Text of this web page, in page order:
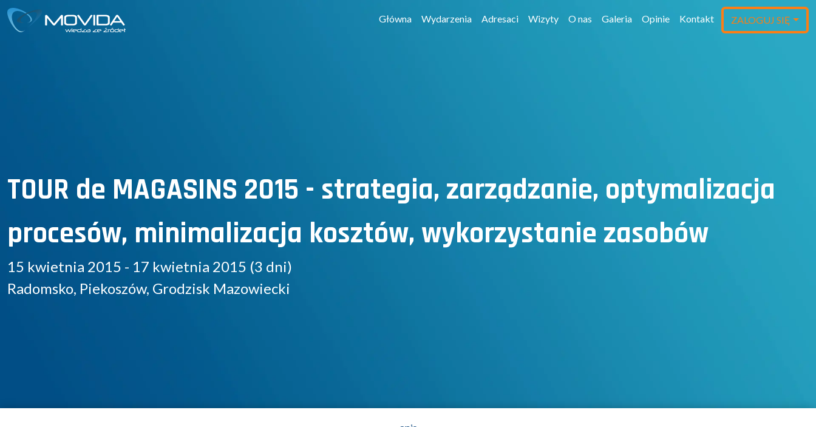
Główna Wydarzenia Adresaci Wizyty O nas Galeria Opinie Kontakt ZALOGUJ SIĘ
TOUR de MAGASINS 2015 - strategia, zarządzanie, optymalizacja
procesów, minimalizacja kosztów, wykorzystanie zasobów
15 kwietnia 2015 - 17 kwietnia 2015 (3 dni)
Radomsko, Piekoszów, Grodzisk Mazowiecki